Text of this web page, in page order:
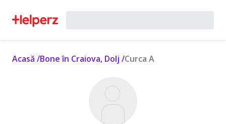
Acasă /Bone în Craiova, Dolj /Curca A